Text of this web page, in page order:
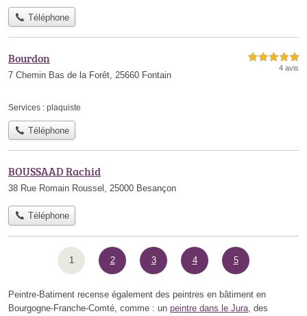
Téléphone
Bourdon
7 Chemin Bas de la Forêt, 25660 Fontain
5,0 étoiles sur 5
4 avis
Services : plaquiste
Téléphone
BOUSSAAD Rachid
38 Rue Romain Roussel, 25000 Besançon
Téléphone
1 2 3 4 5
Peintre-Batiment recense également des peintres en bâtiment en
Bourgogne-Franche-Comté, comme : un peintre dans le Jura , des